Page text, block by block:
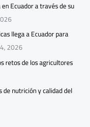
Ecuador a través de su
llega a Ecuador para
2026
retos de los agricultores
de nutrición y calidad del